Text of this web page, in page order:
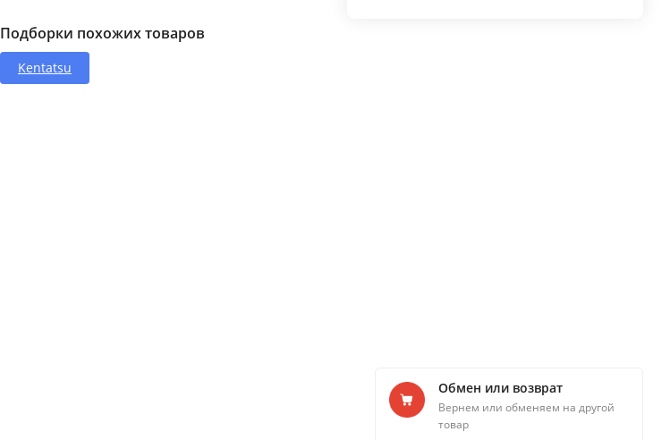
Подборки похожих товаров
Kentatsu
Обмен или возврат
Вернем или обменяем на другой
товар